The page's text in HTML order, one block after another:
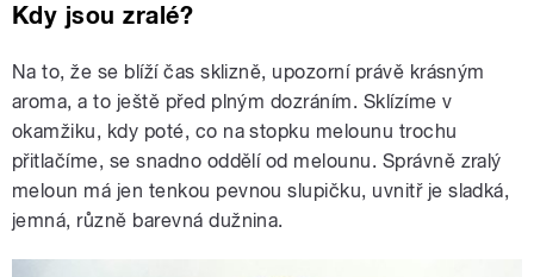
Kdy jsou zralé?
Na to, že se blíží čas sklizně, upozorní právě krásným
aroma, a to ještě před plným dozráním. Sklízíme v
okamžiku, kdy poté, co na stopku melounu trochu
přitlačíme, se snadno oddělí od melounu. Správně zralý
meloun má jen tenkou pevnou slupičku, uvnitř je sladká,
jemná, různě barevná dužnina.